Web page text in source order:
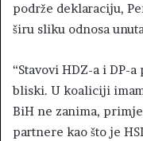
podrže deklaraciju,
širu sliku odnosa
“Stavovi HDZ-a i DP-
bliski. U koaliciji
BiH ne zanima,
partnere kao što je